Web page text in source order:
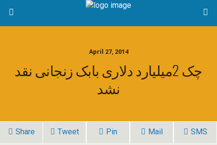
April 27, 2014
چک 2‌میلیارد دلاری بابک زنجانی نقد
نشد
Share Tweet Pin Mail SMS